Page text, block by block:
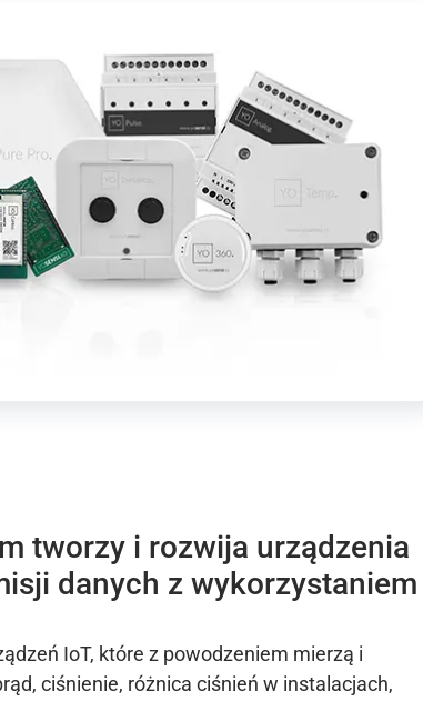
tworzy i rozwija urządzenia
danych z wykorzystaniem
IoT, które z powodzeniem mierzą i
ciśnienie, różnica ciśnień w instalacjach,